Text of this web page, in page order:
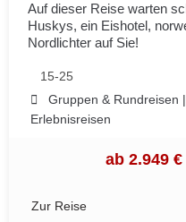
Auf dieser Reise warten
Huskys, ein Eishotel,
Nordlichter auf Sie!
15-25
Gruppen & Rundreisen |
Erlebnisreisen
ab 2.949 €
Zur Reise